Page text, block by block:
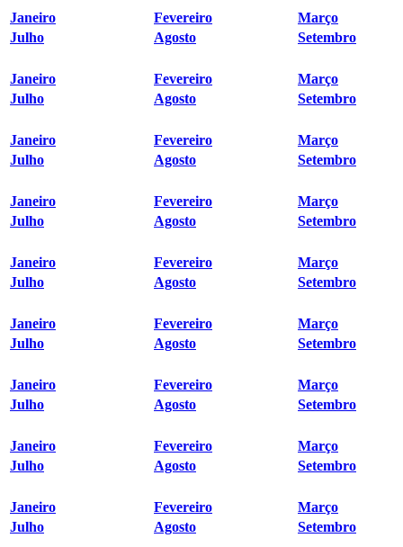
Janeiro Fevereiro
Março
Julho
Agosto Setembro
Janeiro Fevereiro
Março
Julho
Agosto Setembro
Janeiro Fevereiro
Março
Julho
Agosto Setembro
Janeiro Fevereiro
Março
Julho
Agosto Setembro
Janeiro Fevereiro
Março
Julho
Agosto Setembro
Janeiro Fevereiro
Março
Julho
Agosto Setembro
Janeiro Fevereiro
Março
Julho
Agosto Setembro
Janeiro Fevereiro
Março
Julho
Agosto Setembro
Janeiro Fevereiro
Março
Julho
Agosto Setembro